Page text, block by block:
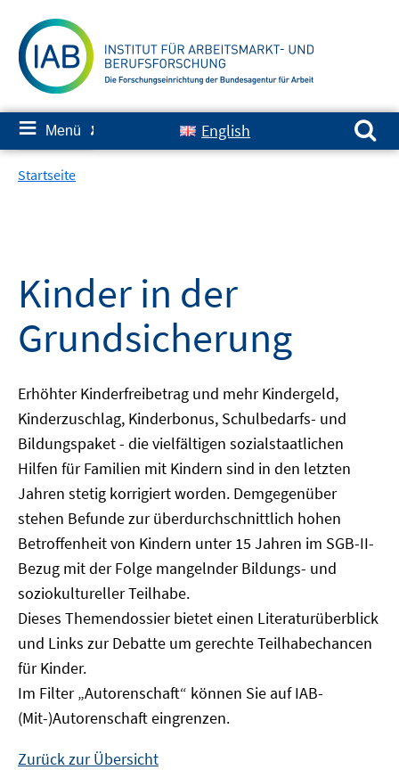
zum
Inhalt
≡ Menü ✘ English
Suchen nach:
Startseite
Kinder in der
Grundsicherung
Erhöhter Kinderfreibetrag und mehr Kindergeld,
Kinderzuschlag, Kinderbonus, Schulbedarfs- und
Bildungspaket - die vielfältigen sozialstaatlichen
Hilfen für Familien mit Kindern sind in den letzten
Jahren stetig korrigiert worden. Demgegenüber
stehen Befunde zur überdurchschnittlich hohen
Betroffenheit von Kindern unter 15 Jahren im SGB-II-
Bezug mit der Folge mangelnder Bildungs- und
soziokultureller Teilhabe.
Dieses Themendossier bietet einen Literaturüberblick
und Links zur Debatte um gerechte Teilhabechancen
für Kinder.
Im Filter „Autorenschaft“ können Sie auf IAB-
(Mit-)Autorenschaft eingrenzen.
Zurück zur Übersicht